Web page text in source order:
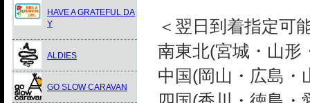
＜翌日到着指定可
南東北(宮城・山形
中国(岡山・広島・
HAVE A GRATEFUL DA
Y
ALDIES
GO SLOW CARAVAN